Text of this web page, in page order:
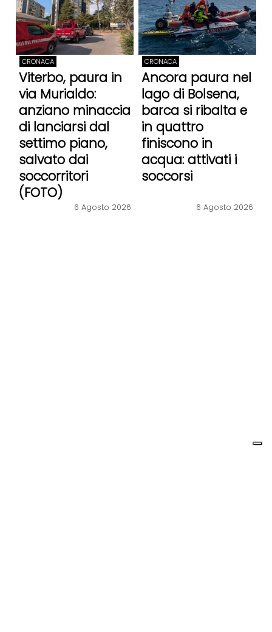
CRONACA
Viterbo, paura in
via Murialdo:
anziano minaccia
di lanciarsi dal
settimo piano,
salvato dai
soccorritori
(FOTO)
6 Agosto 2026
CRONACA
Ancora paura nel
lago di Bolsena,
barca si ribalta e
in quattro
finiscono in
acqua: attivati i
soccorsi
6 Agosto 2026